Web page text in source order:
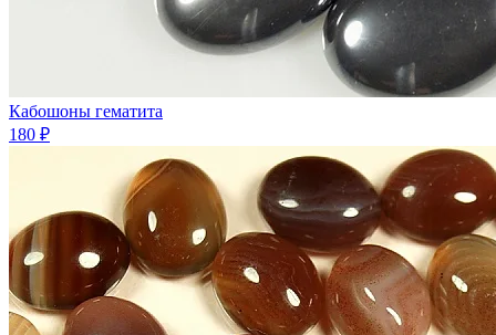
Кабошоны гематита
180 ₽